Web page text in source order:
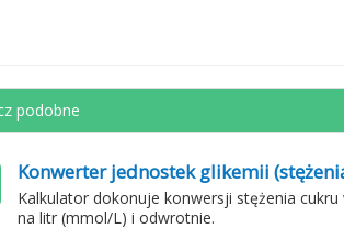
podobne
Konwerter jednostek glikemii
Kalkulator dokonuje konwersji stężenia
na litr (mmol/L) i odwrotnie.